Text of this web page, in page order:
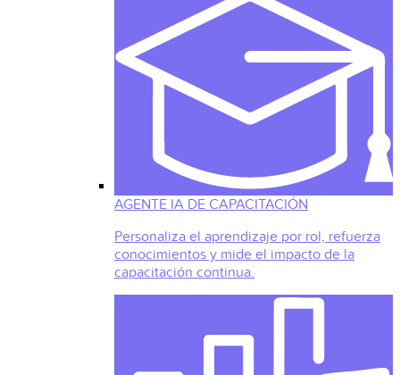
AGENTE IA DE CAPACITACIÓN
Personaliza el aprendizaje por rol, refuerza
conocimientos y mide el impacto de la
capacitación continua.